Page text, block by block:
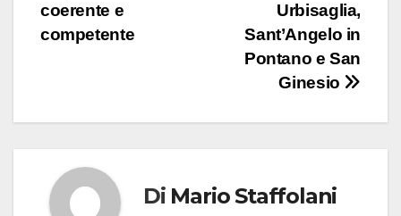
Urbisaglia,
Sant’Angelo in
Pontano e San
Ginesio
coerente e
competente
Di Mario Staffolani